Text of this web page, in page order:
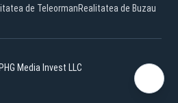
de TeleormanRealitatea de Buzau
Media Invest LLC